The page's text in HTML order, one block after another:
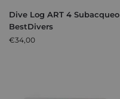
Dive Log ART 4 Subacqueo
BestDivers
€34,00